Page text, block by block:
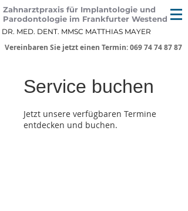
Zahnarztpraxis für Implantologie und
Parodontologie im Frankfurter Westend
DR. MED. DENT. MMSC MATTHIAS MAYER
Vereinbaren Sie jetzt einen Termin: 069 74 74 87 87
Service buchen
Jetzt unsere verfügbaren Termine
entdecken und buchen.